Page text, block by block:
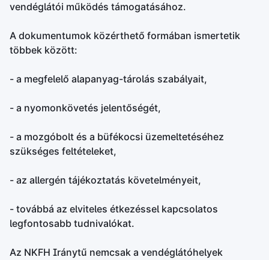
vendéglátói működés támogatásához.
A dokumentumok közérthető formában ismertetik
többek között:
- a megfelelő alapanyag-tárolás szabályait,
- a nyomonkövetés jelentőségét,
- a mozgóbolt és a büfékocsi üzemeltetéséhez
szükséges feltételeket,
- az allergén tájékoztatás követelményeit,
- továbbá az elviteles étkezéssel kapcsolatos
legfontosabb tudnivalókat.
Az NKFH Iránytű nemcsak a vendéglátóhelyek